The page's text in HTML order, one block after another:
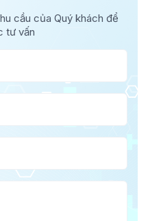
cầu của Quý khách để
tư vấn